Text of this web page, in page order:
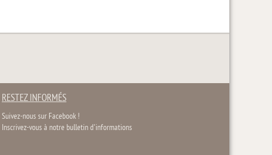
RESTEZ INFORMÉS
Suivez-nous sur Facebook !
Inscrivez-vous à notre bulletin d'informations